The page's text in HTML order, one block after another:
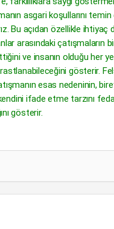
asgari koşullarını
Bu açıdan özellikle ihtiyaç
arasındaki çatışmaların
ve insanın olduğu her
gösterir.
esas nedeninin,
ifade etme tarzını
gösterir.